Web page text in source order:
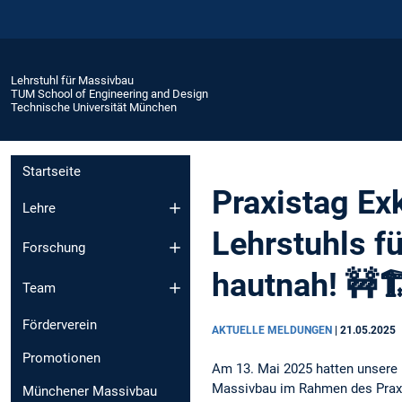
Lehrstuhl für Massivbau
TUM School of Engineering and Design
Technische Universität München
Startseite
Lehre
Forschung
Team
Förderverein
Promotionen
Münchener Massivbau
Praxistag
Lehrstuhls
hautnah!
AKTUELLE MELDUNGEN | 21.05.2025
Am 13. Mai 2025 hatten
Massivbau im Rahmen des